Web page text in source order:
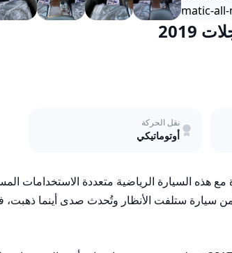
نقل الحركة
أوتوماتيكي